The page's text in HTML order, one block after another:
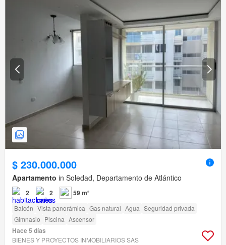
$ 230.000.000
Apartamento in Soledad, Departamento de Atlántico
2 2 59 m²
Balcón Vista panorámica Gas natural Agua Seguridad privada
Gimnasio Piscina Ascensor
Hace 5 días
BIENES Y PROYECTOS INMOBILIARIOS SAS